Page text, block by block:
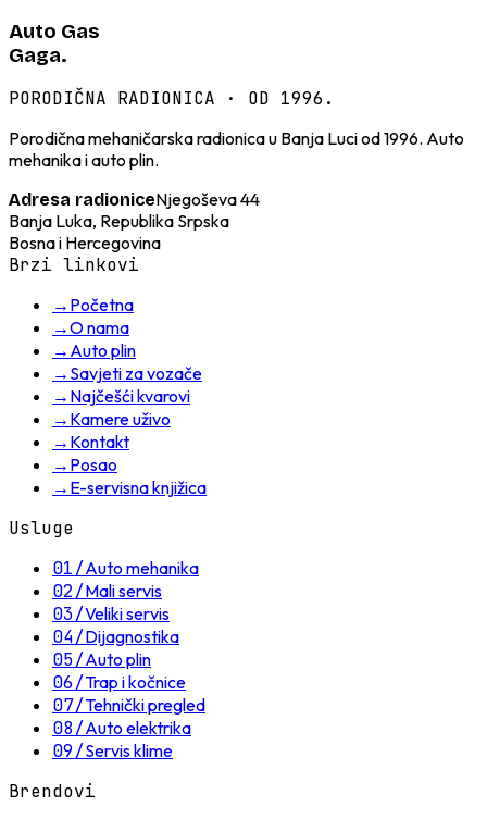
Auto Gas
Gaga.
PORODIČNA RADIONICA · OD 1996.
Porodična mehaničarska radionica u Banja Luci od 1996. Auto
mehanika i auto plin.
Adresa radioniceNjegoševa 44
Banja Luka, Republika Srpska
Bosna i Hercegovina
Brzi linkovi
→ Početna
→O nama
→ Auto plin
→ Savjeti za vozače
→ Najčešći kvarovi
→ Kamere uživo
→ Kontakt
→ Posao
→ E-servisna knjižica
Usluge
01/Auto mehanika
02/Mali servis
03/Veliki servis
04/Dijagnostika
05/Auto plin
06/Trap i kočnice
07/Tehnički pregled
08/Auto elektrika
09/Servis klime
Brendovi